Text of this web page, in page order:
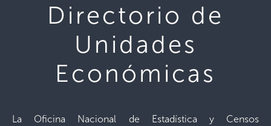
Directorio de
Unidades
Económicas
La Oficina Nacional de Estadística y Censos